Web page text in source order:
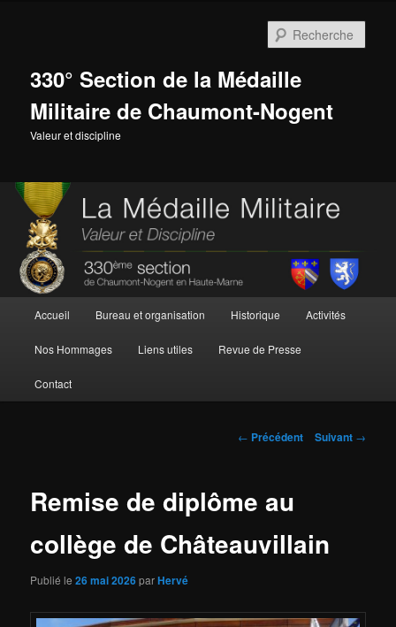
330° Section de la Médaille
Militaire de Chaumont-Nogent
Valeur et discipline
principal
Accueil Bureau et organisation Historique Activités
Nos Hommages Liens utiles Revue de Presse
Contact
Navigation
← Précédent Suivant →
Remise de diplôme au
collège de Châteauvillain
Publié le26 mai 2026parHervé